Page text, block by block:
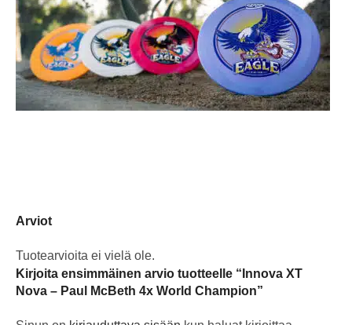
Arviot
Tuotearvioita ei vielä ole.
Kirjoita ensimmäinen arvio tuotteelle “Innova XT
Nova – Paul McBeth 4x World Champion”